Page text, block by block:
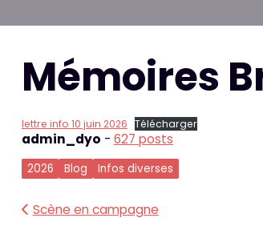
Mémoires
lettre info 10 juin 2026 Télécharger
admin_dyo - 627 posts
2026 Blog Infos diverses
Navigation
Scène en campagne